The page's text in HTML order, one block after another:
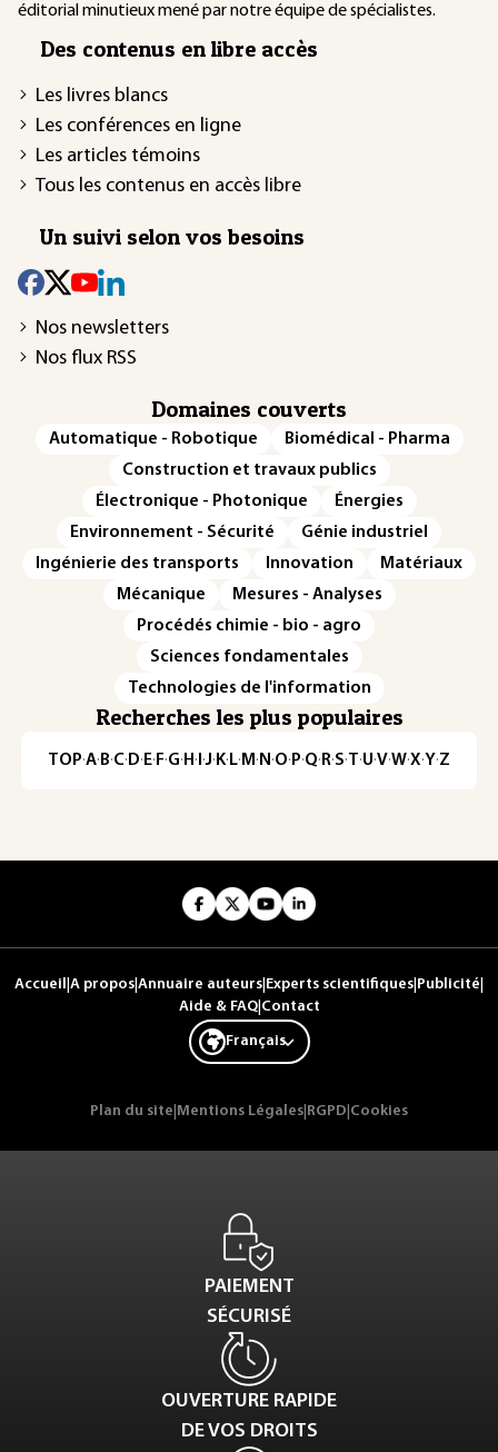
éditorial minutieux mené par notre équipe de spécialistes.
Des contenus en libre accès
Les livres blancs
Les conférences en ligne
Les articles témoins
Tous les contenus en accès libre
Un suivi selon vos besoins
Nos newsletters
Nos flux RSS
Domaines couverts
Automatique - Robotique
Biomédical - Pharma
Construction et travaux publics
Électronique - Photonique
Énergies
Environnement - Sécurité
Génie industriel
Ingénierie des transports
Innovation
Matériaux
Mécanique
Mesures - Analyses
Procédés chimie - bio - agro
Sciences fondamentales
Technologies de l'information
Recherches les plus populaires
TOP·A·B·C· D· E· F·G· H · ·J· K· L· M · N ·O· P·Q· R·S·T·U·V·W·X·Y·Z
Accueil A propos Annuaire auteurs Experts scientifiques Publicité
Aide & FAQ| Contact
Français
Plan du site Mentions Légales RGPD Cookies
PAIEMENT
SÉCURISÉ
OUVERTURE RAPIDE
DE VOS DROITS